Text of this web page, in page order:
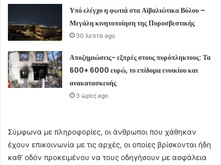
Υπό ελέγχο η φωτιά στα Αϊβαλιώτικα Βόλου –
Μεγάλη κινητοποίηση της Πυροσβεστικής
30 λεπτά ago
Αποζημιώσεις- εξπρές στους πυρόπληκτους: Τα
600+ 6000 ευρώ, το επίδομα ενοικίου και
ανακατασκευής
3 ώρες ago
Σύμφωνα με πληροφορίες, οι άνθρωποι που χάθηκαν
έχουν επικοινωνία με τις αρχές, οι οποίες βρίσκονται ήδη
καθ’ οδόν προκειμένου να τους οδηγήσουν με ασφάλεια